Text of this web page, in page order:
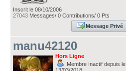
Inscrit le 08/10/2006
27043 Messages/ 0 Contributions/ 0 Pts
Message Privé
manu42120
Hors Ligne
Membre Inactif depuis le